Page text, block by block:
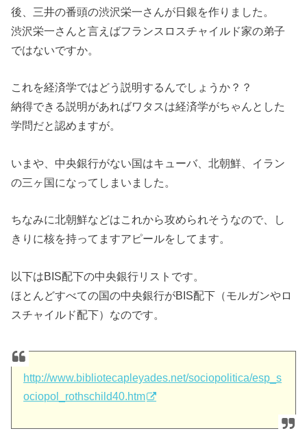
後、三井の番頭の渋沢栄一さんが日銀を作りました。
渋沢栄一さんと言えばフランスロスチャイルド家の弟子
ではないですか。
これを経済学ではどう説明するんでしょうか？？
納得できる説明があればワタスは経済学がちゃんとした
学問だと認めますが。
いまや、中央銀行がない国はキューバ、北朝鮮、イラン
の三ヶ国になってしまいました。
ちなみに北朝鮮などはこれから攻められそうなので、し
きりに核を持ってますアピールをしてます。
以下はBIS配下の中央銀行リストです。
ほとんどすべての国の中央銀行がBIS配下（モルガンやロ
スチャイルド配下）なのです。
http://www.bibliotecapleyades.net/sociopolitica/esp_s
ociopol_rothschild40.htm